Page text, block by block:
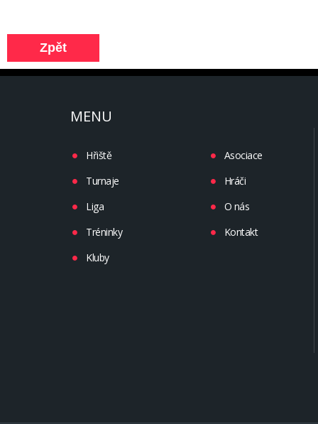
MENU
Hřiště
Turnaje
Liga
Tréninky
Kluby
Asociace
Hráči
O nás
Kontakt